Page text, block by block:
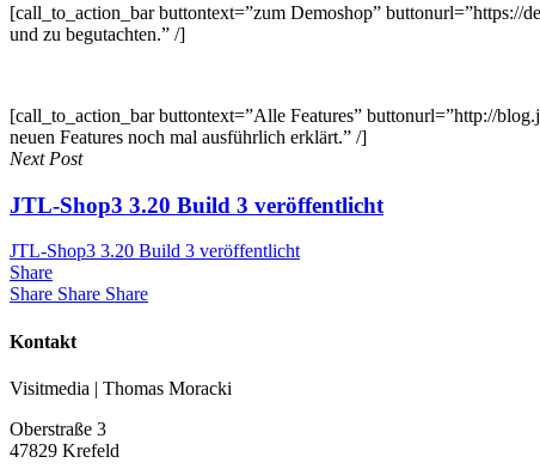
[call_to_action_bar buttontext=”zum Demoshop” buttonurl=”https://
und zu begutachten.” /]
[call_to_action_bar buttontext=”Alle Features” buttonurl=”http://
neuen Features noch mal ausführlich erklärt.” /]
Next Post
JTL-Shop3 3.20 Build 3 veröffentlicht
JTL-Shop3 3.20 Build 3 veröffentlicht
Share
Share Share Share
Kontakt
Visitmedia | Thomas Moracki
Oberstraße 3
47829 Krefeld